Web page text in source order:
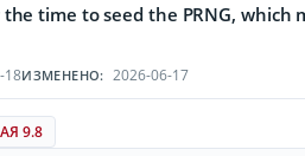
time to seed the PRNG, which
18ИЗМЕНЕНО: 2026-06-17
9.8